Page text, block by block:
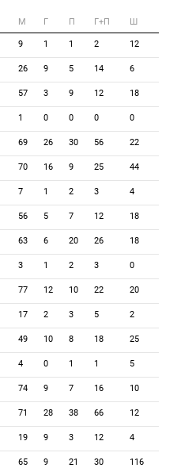
M Г П Г+П Ш
9 1 1 2 12
26 9 5 14 6
57 3 9 12 18
1 0 0 0 0
69 26 30 56 22
70 16 9 25 44
7 1 2 3 4
56 5 7 12 18
63 6 20 26 18
3 1 2 3 0
77 12 10 22 20
17 2 3 5 2
49 10 8 18 25
4 0 1 1 5
74 9 7 16 10
71 28 38 66 12
19 9 3 12 4
65 9 21 30 116